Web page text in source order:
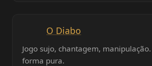
O Diabo
Jogo sujo, chantagem,
forma pura.